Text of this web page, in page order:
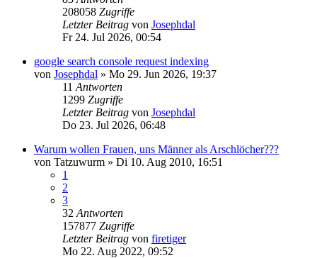
208058 Zugriffe
Letzter Beitrag von Josephdal
Fr 24. Jul 2026, 00:54
google search console request indexing
von Josephdal » Mo 29. Jun 2026, 19:37
11 Antworten
1299 Zugriffe
Letzter Beitrag von Josephdal
Do 23. Jul 2026, 06:48
Warum wollen Frauen, uns Männer als Arschlöcher???
von Tatzuwurm » Di 10. Aug 2010, 16:51
1
2
3
32 Antworten
157877 Zugriffe
Letzter Beitrag von firetiger
Mo 22. Aug 2022, 09:52